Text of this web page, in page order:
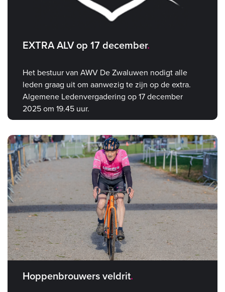
EXTRA ALV op 17 december
Het bestuur van AWV De Zwaluwen nodigt alle
leden graag uit om aanwezig te zijn op de extra.
Algemene Ledenvergadering op 17 december
2025 om 19.45 uur.
Hoppenbrouwers veldrit